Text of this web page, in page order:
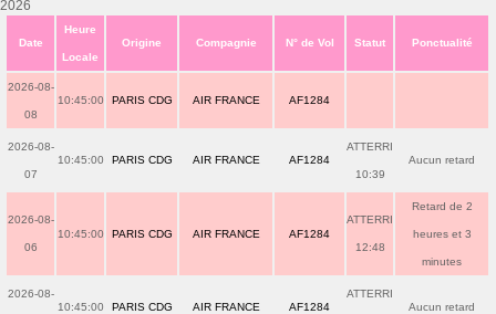
2026
Date
Heure
Locale
Origine Compagnie N° de Vol Statut Ponctualité
2026-08-
08
10:45:00 PARIS CDG AIR FRANCE AF1284
2026-08-
07
10:45:00 PARIS CDG AIR FRANCE AF1284
ATTERRI
10:39
Aucun retard
2026-08-
06
10:45:00 PARIS CDG AIR FRANCE AF1284
ATTERRI
12:48
Retard de 2
heures et 3
minutes
2026-08-
10:45:00 PARIS CDG AIR FRANCE AF1284
ATTERRI
Aucun retard